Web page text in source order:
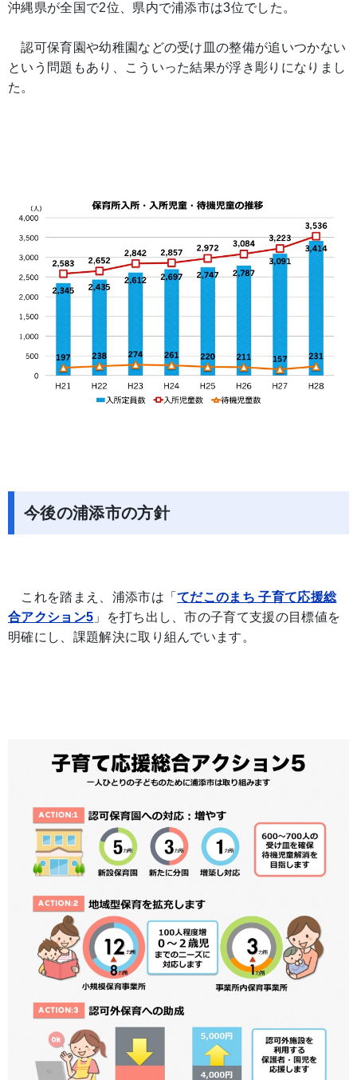
沖縄県が全国で2位、県内で浦添市は3位でした。
認可保育園や幼稚園などの受け皿の整備が追いつかない
という問題もあり、こういった結果が浮き彫りになりまし
た。
今後の浦添市の方針
これを踏まえ、浦添市は「てだこのまち 子育て応援総
合アクション5 」を打ち出し、市の子育て支援の目標値を
明確にし、課題解決に取り組んでいます。